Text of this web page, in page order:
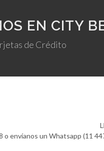
EN CITY
de Crédito
o envíanos un Whatsapp (11